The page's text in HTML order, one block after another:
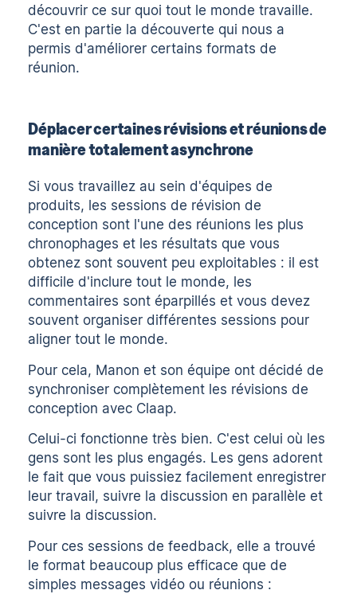
découvrir ce sur quoi tout le monde travaille.
C'est en partie la découverte qui nous a
permis d'améliorer certains formats de
réunion.
Déplacer certaines révisions et réunions de
manière totalement asynchrone
Si vous travaillez au sein d'équipes de
produits, les sessions de révision de
conception sont l'une des réunions les plus
chronophages et les résultats que vous
obtenez sont souvent peu exploitables : il est
difficile d'inclure tout le monde, les
commentaires sont éparpillés et vous devez
souvent organiser différentes sessions pour
aligner tout le monde.
Pour cela, Manon et son équipe ont décidé de
synchroniser complètement les révisions de
conception avec Claap.
Celui-ci fonctionne très bien. C'est celui où les
gens sont les plus engagés. Les gens adorent
le fait que vous puissiez facilement enregistrer
leur travail, suivre la discussion en parallèle et
suivre la discussion.
Pour ces sessions de feedback, elle a trouvé
le format beaucoup plus efficace que de
simples messages vidéo ou réunions :